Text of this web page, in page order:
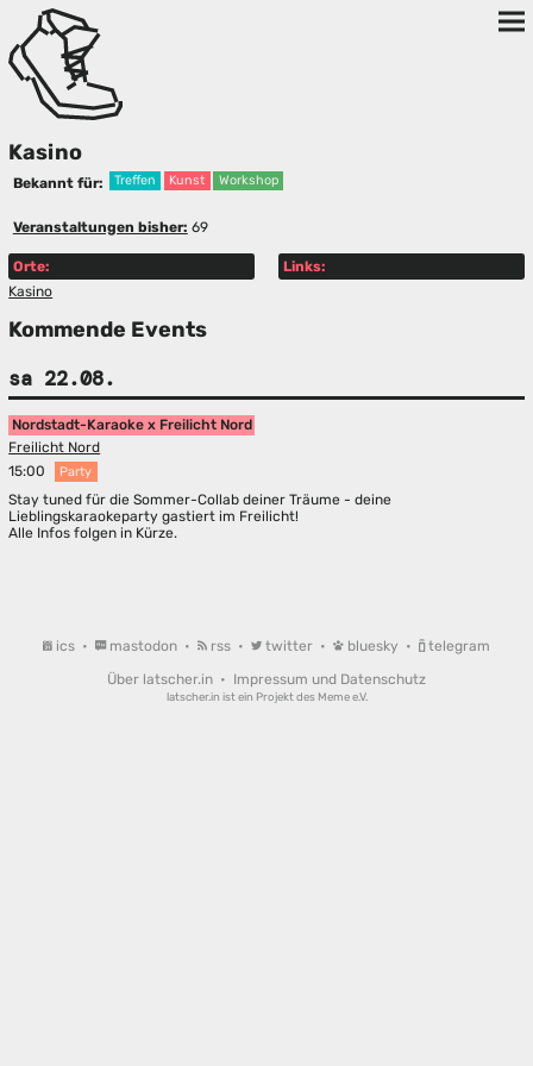
Kasino
Bekannt für: Treffen Kunst Workshop
Veranstaltungen bisher: 69
Orte:
Kasino
Links:
Kommende Events
sa 22.08.
Nordstadt-Karaoke x Freilicht Nord
Freilicht Nord
15:00
Party
Stay tuned für die Sommer-Collab deiner Träume - deine
Lieblingskaraokeparty gastiert im Freilicht!
Alle Infos folgen in Kürze.
ics • mastodon • rss • twitter • bluesky •
telegram
Über latscher.in • Impressum und Datenschutz
latscher.in ist ein Projekt des Meme e.V.